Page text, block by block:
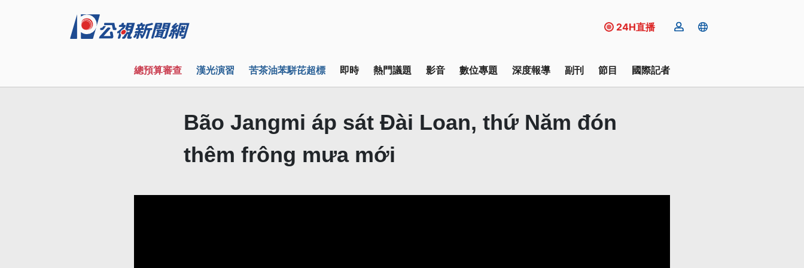
24H直播
總預算審查 漢光演習 苦茶油苯駢芘超標 即時 熱門議題 影音 數位專題 深度報導 副刊 節目 國際記者
Bão Jangmi áp sát Đài Loan, thứ Năm đón
thêm frông mưa mới